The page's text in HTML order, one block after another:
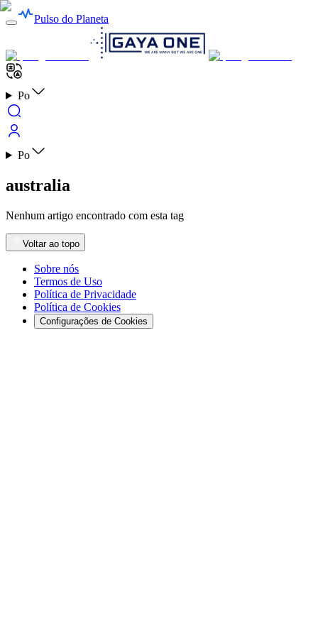
Pulso do Planeta
Po
Po
australia
Nenhum artigo encontrado com esta tag
Voltar ao topo
Sobre nós
Termos de Uso
Política de Privacidade
Política de Cookies
Configurações de Cookies